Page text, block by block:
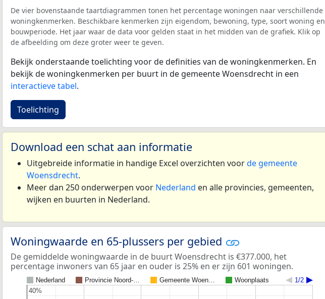
De vier bovenstaande taartdiagrammen tonen het percentage woningen naar verschillende
woningkenmerken. Beschikbare kenmerken zijn eigendom, bewoning, type, soort woning en
bouwperiode. Het jaar waar de data voor gelden staat in het midden van de grafiek. Klik op
de afbeelding om deze groter weer te geven.
Bekijk onderstaande toelichting voor de definities van de woningkenmerken. En
bekijk de woningkenmerken per buurt in de gemeente Woensdrecht in een
interactieve tabel.
Toelichting
Download een schat aan informatie
Uitgebreide informatie in handige Excel overzichten voorde gemeente
Woensdrecht.
Meer dan 250 onderwerpen voor Nederland en alle provincies, gemeenten,
wijken en buurten in Nederland.
Woningwaarde en 65-plussers per gebied
De gemiddelde woningwaarde in de buurt Woensdrecht is €377.000, het
percentage inwoners van 65 jaar en ouder is 25% en er zijn 601 woningen.
Nederland Provincie Noord-… Gemeente Woen… Woonplaats 1/2
40%
40%